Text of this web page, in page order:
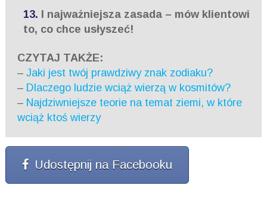
I najważniejsza zasada – mów klientowi
to, co chce usłyszeć!
CZYTAJ TAKŻE:
– Jaki jest twój prawdziwy znak zodiaku?
– Dlaczego ludzie wciąż wierzą w kosmitów?
– Najdziwniejsze teorie na temat ziemi, w które
wciąż ktoś wierzy
Udostępnij na Facebooku